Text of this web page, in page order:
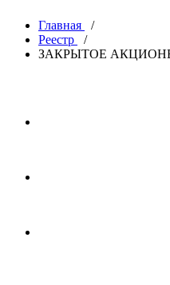
Главная
/
Реестр
/
ЗАКРЫТОЕ